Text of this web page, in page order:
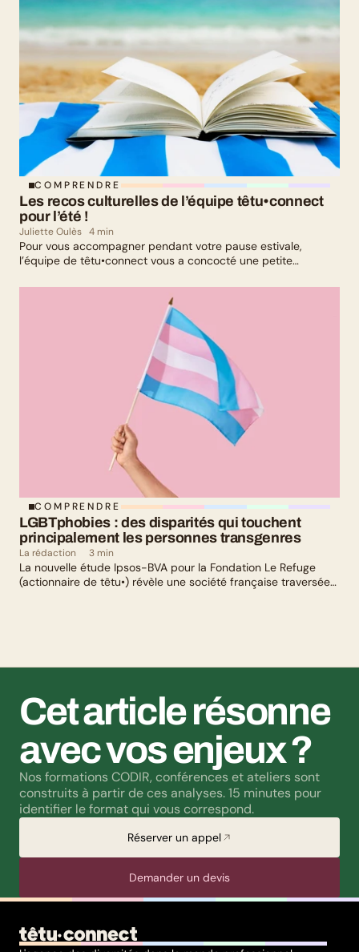
COMPRENDRE
Les recos culturelles de l’équipe têtu•connect
pour l’été !
Juliette Oulès 4 min
Pour vous accompagner pendant votre pause estivale,
l’équipe de têtu•connect vous a concocté une petite
culturelle : il y en a pour tous les goûts !
COMPRENDRE
LGBTphobies : des disparités qui touchent
principalement les personnes transgenres
La rédaction 3 min
La nouvelle étude Ipsos-BVA pour la Fondation Le Refuge
(actionnaire de têtu•) révèle une société française traversée
Cet article résonne
avec vos enjeux ?
Nos formations CODIR, conférences et ateliers sont
construits à partir de ces analyses. 15 minutes pour
identifier le format qui vous correspond.
Réserver un appel
Demander un devis